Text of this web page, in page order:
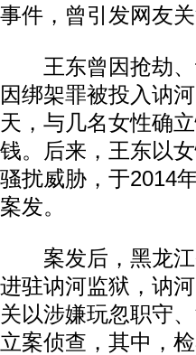
事件，曾引发网友
王东曾因抢劫、
因绑架罪被投入讷
天，与几名女性确
钱。后来，王东以
骚扰威胁，于2014
案发。
案发后，黑龙江
进驻讷河监狱，讷
关以涉嫌玩忽职守
立案侦查，其中，